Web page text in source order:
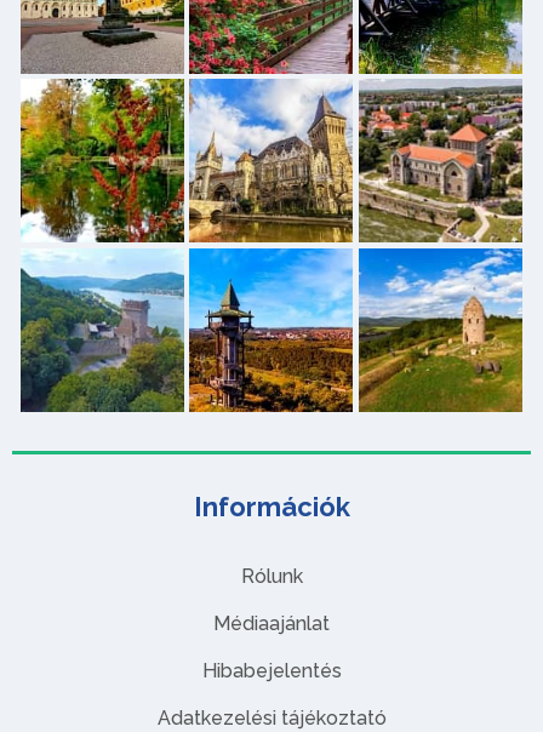
Információk
Rólunk
Médiaajánlat
Hibabejelentés
Adatkezelési tájékoztató